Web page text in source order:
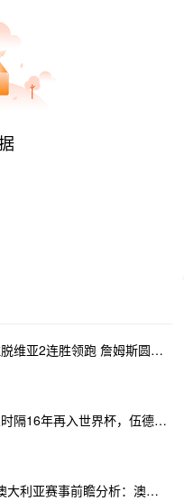
英格兰3-0拉脱维亚2连胜领跑 詹姆斯圆月弯刀凯恩埃泽建功
3-0！新西兰时隔16年再入世界杯，伍德将二度征战
中国男足vs澳大利亚赛事前瞻分析：澳大利亚进攻不俗